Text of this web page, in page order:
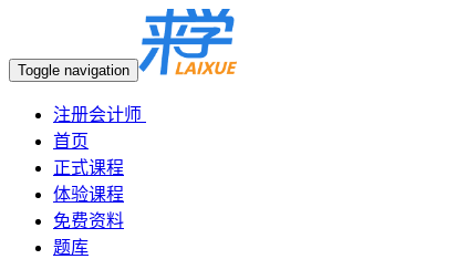
Toggle navigation
注册会计师
首页
正式课程
体验课程
免费资料
题库